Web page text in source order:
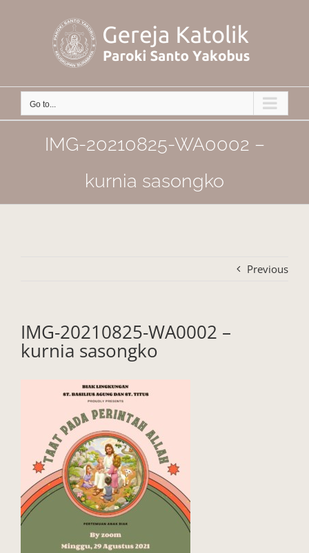
Go to...
IMG-20210825-WA0002 –
kurnia sasongko
Previous
IMG-20210825-WA0002 –
kurnia sasongko